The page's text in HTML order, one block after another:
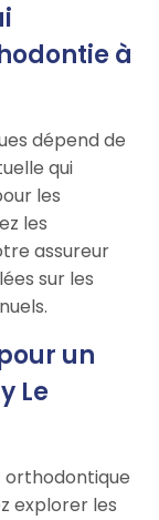
à
dépend de
qui
les
les
assureur
sur les
un
Le
explorer les